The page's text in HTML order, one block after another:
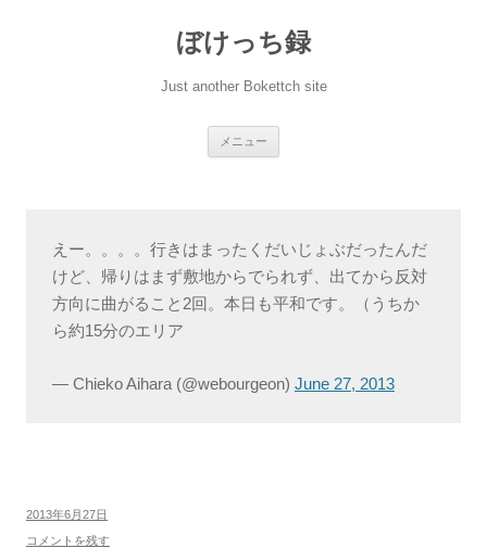
ぼけっち録
Just another Bokettch site
メニュー
ッ
プ
えー。。。。行きはまったくだいじょぶだったんだ
けど、帰りはまず敷地からでられず、出てから反対
方向に曲がること2回。本日も平和です。（うちか
ら約15分のエリア
— Chieko Aihara (@webourgeon) June 27, 2013
2013年6月27日
コメントを残す